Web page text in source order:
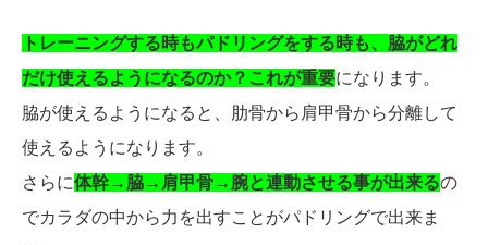
トレーニングする時もパドリングをする時も、脇がどれ
だけ使えるようになるのか？これが重要になります。
脇が使えるようになると、肋骨から肩甲骨から分離して
使えるようになります。
さらに体幹→脇→肩甲骨→腕と連動させる事が出来るの
でカラダの中から力を出すことがパドリングで出来ま